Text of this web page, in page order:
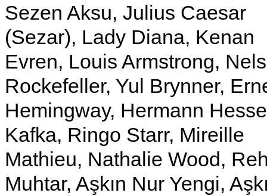
Sezen Aksu, Julius Caesar
(Sezar), Lady Diana, Kenan
Evren, Louis Armstrong,
Rockefeller, Yul Brynner,
Hemingway, Hermann
Kafka, Ringo Starr, Mireille
Mathieu, Nathalie Wood,
Muhtar, Aşkın Nur Yengi,